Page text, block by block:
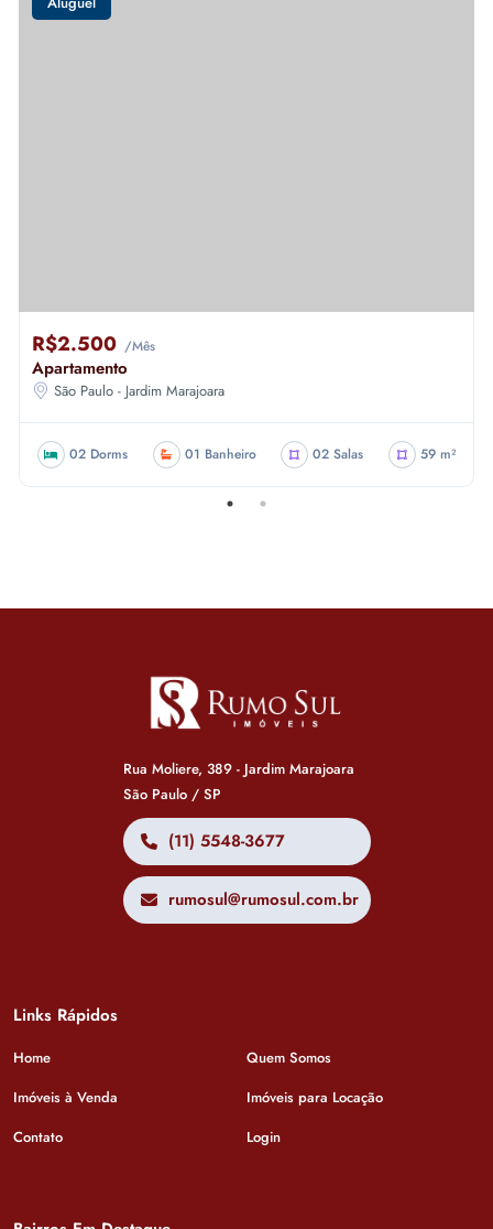
R$2.500 /Mês
Apartamento
São Paulo - Jardim Marajoara
02 Dorms 01 Banheiro 02 Salas 59 m²
Rua Moliere, 389 - Jardim Marajoara
São Paulo / SP
(11) 5548-3677
rumosul@rumosul.com.br
Links Rápidos
Home
Quem Somos
Imóveis à Venda
Imóveis para Locação
Contato
Login